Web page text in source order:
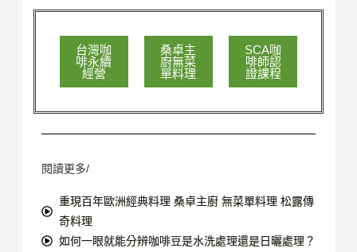
台灣咖
啡永續
經營
桑卓主
廚無菜
單料理
SCA咖
啡師認
證課程
閱讀更多/
重現百年歐洲經典料理 桑卓主廚 無菜單料理 松露傳
奇料理
如何一眼就能分辨咖啡豆是水洗處理還是日曬處理？